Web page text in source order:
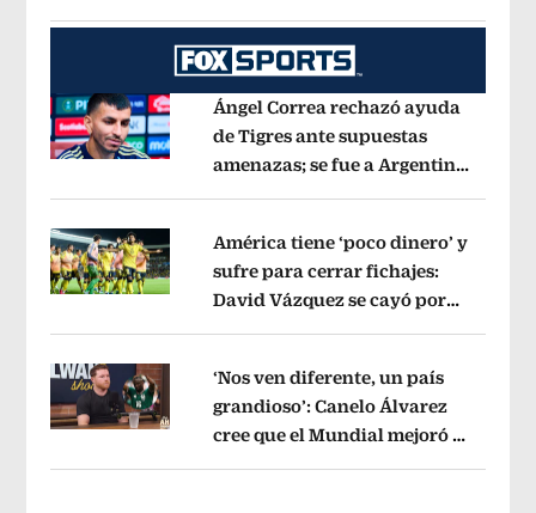
Opens in new window
Ángel Correa rechazó ayuda
de Tigres ante supuestas
amenazas; se fue a Argentina
Opens in new window
América tiene ‘poco dinero’ y
sufre para cerrar fichajes:
David Vázquez se cayó por
Opens in new window
‘Nos ven diferente, un país
grandioso’: Canelo Álvarez
cree que el Mundial mejoró la